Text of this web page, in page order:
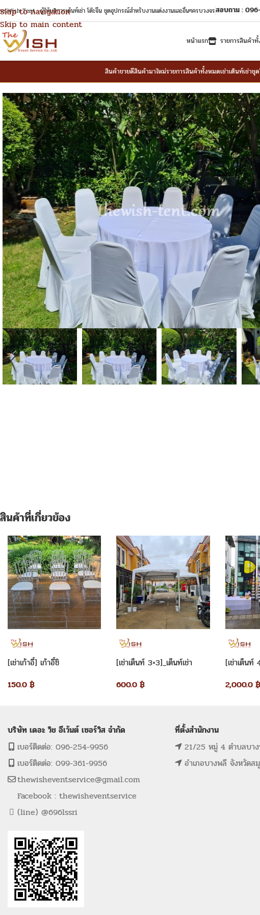
Skip to navigation
Skip to main content
Wish Tent : ผู้ให้บริการเต้นท์เช่า โต๊ะจีน ชุดอุปกรณ์สำหรับงานแต่งงานและอื่นๆครบวงจรสอบถาม :
หน้าแรก รายการสินค้า
สินค้าขายดีสินค้ามาใหม่รายการสินค้าทั้งหมดเช่าเต็นท์เช่าชุ
สินค้าที่เกี่ยวข้อง
[เช่าเก้าอี้] เก้าอี้ชิ
150.0 ฿
[เช่าเต็นท์ 3×3]_เต็นท์เช่า
600.0฿
[เช่าเต็นท์
2,000.0 ฿
บริษัท เดอะ วิช อีเว้นต์ เซอร์วิส จำกัด
เบอร์ติดต่อ: 096-254-9956
เบอร์ติดต่อ: 099-361-9956
thewisheventservice@gmail.com
Facebook : thewisheventservice
(line) @696lssri
ที่ตั้งสำนักงาน
21/25 หมู่ 4 ตำบลบา
อำเภอบางพลี จังหวัดส